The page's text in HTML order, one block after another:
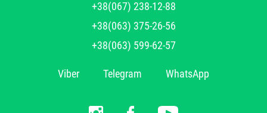
+38(067) 238-12-88
+38(063) 375-26-56
+38(063) 599-62-57
Viber Telegram WhatsApp